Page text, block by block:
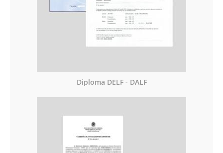
Diploma DELF - DALF